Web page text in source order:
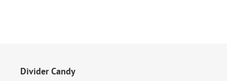
Divider Candy